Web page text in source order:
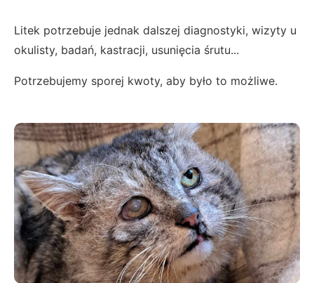
Litek potrzebuje jednak dalszej diagnostyki, wizyty u
okulisty, badań, kastracji, usunięcia śrutu...
Potrzebujemy sporej kwoty, aby było to możliwe.